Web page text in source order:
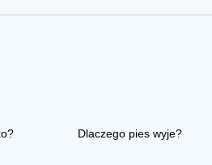
Dlaczego pies wyje?